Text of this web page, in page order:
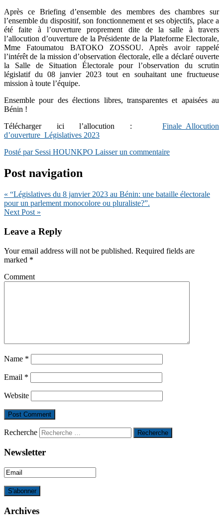
Après ce Briefing d’ensemble des membres des chambres sur
l’ensemble du dispositif, son fonctionnement et ses objectifs, place a
été faite à l’ouverture proprement dite de la salle à travers
l’allocution d’ouverture de la Présidente de la Plateforme Electorale,
Mme Fatoumatou BATOKO ZOSSOU. Après avoir rappelé
l’intérêt de la mission d’observation électorale, elle a déclaré ouverte
la Salle de Situation Électorale pour l’observation du scrutin
législatif du 08 janvier 2023 tout en souhaitant une fructueuse
mission à toute l’équipe.
Ensemble pour des élections libres, transparentes et apaisées au
Bénin !
Télécharger ici l’allocution : Finale_Allocution
d’ouverture_Législatives 2023
Posté par Sessi HOUNKPO Laisser un commentaire
Post navigation
« “Législatives du 8 janvier 2023 au Bénin: une bataille électorale
pour un parlement monocolore ou pluraliste?”.
Next Post »
Leave a Reply
Your email address will not be published. Required fields are
marked *
Comment
Name *
Email *
Website
Recherche
Newsletter
Archives